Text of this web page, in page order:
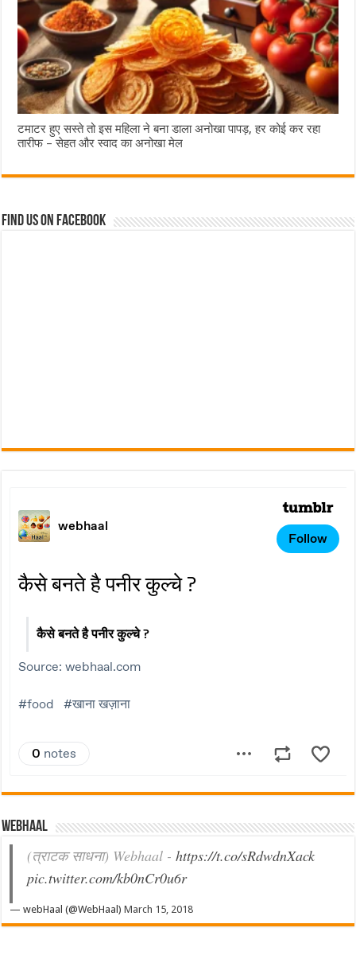
टमाटर हुए सस्ते तो इस महिला ने बना डाला अनोखा पापड़, हर कोई कर रहा
तारीफ – सेहत और स्वाद का अनोखा मेल
Find us on Facebook
Webhaal
(त्राटक साधना) Webhaal -https://t.co/sRdwdnXack
pic.twitter.com/kb0nCr0u6r
— webHaal (@WebHaal)March 15, 2018